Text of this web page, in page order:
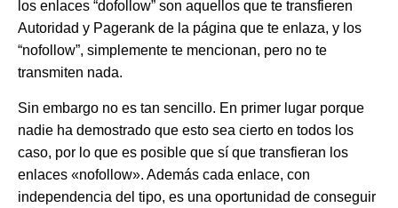
los enlaces “dofollow” son aquellos que te transfieren
Autoridad y Pagerank de la página que te enlaza, y los
“nofollow”, simplemente te mencionan, pero no te
transmiten nada.
Sin embargo no es tan sencillo. En primer lugar porque
nadie ha demostrado que esto sea cierto en todos los
caso, por lo que es posible que sí que transfieran los
enlaces «nofollow». Además cada enlace, con
independencia del tipo, es una oportunidad de conseguir